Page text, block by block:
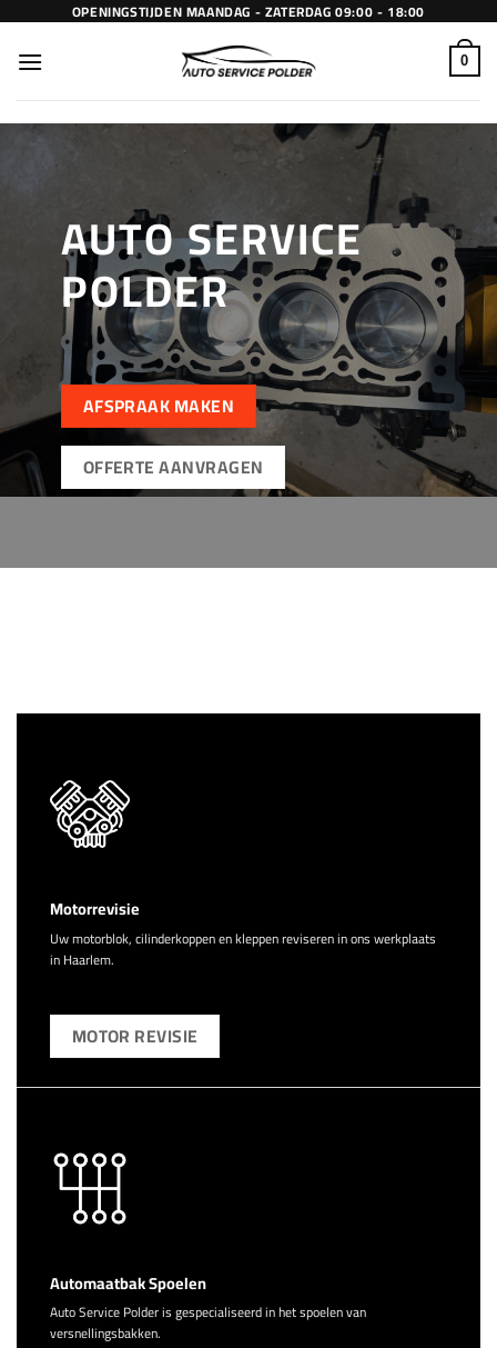
inhoud
OPENINGSTIJDEN MAANDAG - ZATERDAG 09:00 - 18:00
0
AUTO SERVICE
POLDER
AFSPRAAK MAKEN
OFFERTE AANVRAGEN
Motorrevisie
Uw motorblok, cilinderkoppen en kleppen reviseren in ons werkplaats
in Haarlem.
MOTOR REVISIE
Automaatbak Spoelen
Auto Service Polder is gespecialiseerd in het spoelen van
versnellingsbakken.